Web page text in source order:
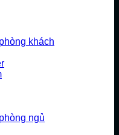
khách
ngủ